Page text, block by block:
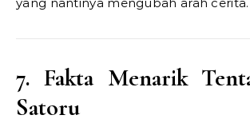
7. Fakta Menarik
Satoru